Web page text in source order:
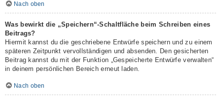
Nach oben
Was bewirkt die „Speichern“-Schaltfläche beim Schreiben eines
Beitrags?
Hiermit kannst du die geschriebene Entwürfe speichern und zu einem
späteren Zeitpunkt vervollständigen und absenden. Den gesicherten
Beitrag kannst du mit der Funktion „Gespeicherte Entwürfe verwalten“
in deinem persönlichen Bereich erneut laden.
Nach oben